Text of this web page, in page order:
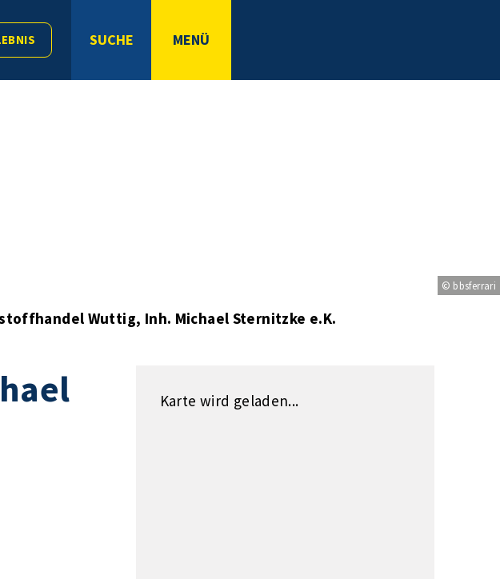
SUCHE MENÜ
© bbsferrari
Wuttig, Inh. Michael Sternitzke e.K.
Karte wird geladen...